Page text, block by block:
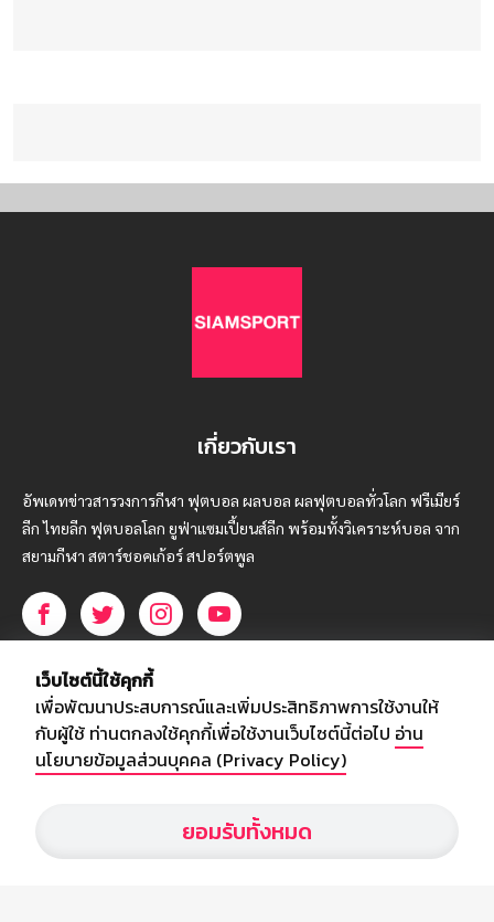
เกี่ยวกับเรา
อัพเดทข่าวสารวงการกีฬา ฟุตบอล ผลบอล ผลฟุตบอลทั่วโลก ฟรีเมียร์
ลีก ไทยลีก ฟุตบอลโลก ยูฟ่าแซมเปี้ยนส์ลีก พร้อมทั้งวิเคราะห์บอล จาก
สยามกีฬา สตาร์ชอคเก้อร์ สปอร์ตพูล
บริษัท สยามสปอร์ต ซินติเคท จำกัด (มหาชน)
เลขที่ 66/26 - 29 ซอยรามอินทรา 40
ถนนรามอินทรา แขวงนวลจันทร์
เขตบึงกุ่ม กรุงเทพฯ 10230
webmaster@siamsport.co.th
เว็บไซต์ : www.siamsport.co.th
เว็บไซต์นี้ใช้คุกกี้
เพื่อพัฒนาประสบการณ์และเพิ่มประสิทธิภาพการใช้งานให้
กับผู้ใช้ ท่านตกลงใช้คุกกี้เพื่อใช้งานเว็บไซต์นี้ต่อไป อ่าน
นโยบายข้อมูลส่วนบุคคล (Privacy Policy)
ยอมรับทั้งหมด